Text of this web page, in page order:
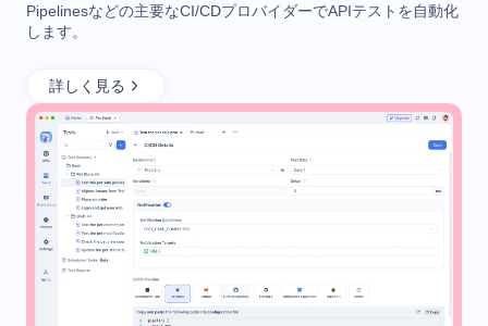
Pipelinesなどの主要なCI/CDプロバイダーでAPIテストを自動化
します。
詳しく見る